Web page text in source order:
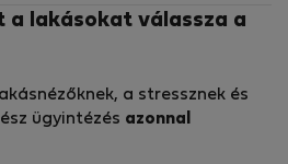
a lakásokat válassza a
a stressznek és
ügyintézés azonnal